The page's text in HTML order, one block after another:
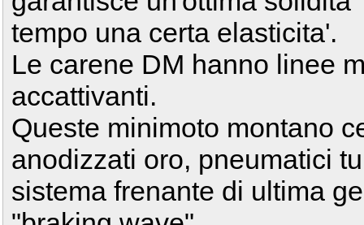
tempo una certa elasticita'.
Le carene DM hanno linee
accattivanti.
Queste minimoto montano
anodizzati oro, pneumatici
sistema frenante di ultima